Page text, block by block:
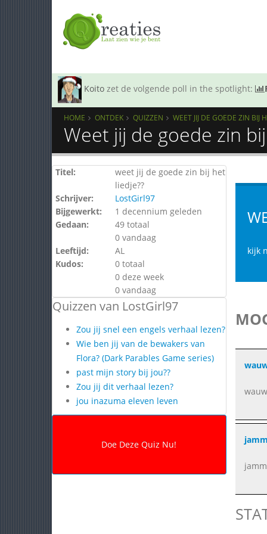
Koito zet de volgende poll in the spotlight:
HOME ONTDEK QUIZZEN WEET JIJ DE GOEDE ZIN BIJ
Weet jij de goede zin
Titel:
weet jij de goede zin bij het
liedje??
Schrijver:
LostGirl97
Bijgewerkt:
1 decennium geleden
Gedaan:
49 totaal
0 vandaag
Leeftijd:
AL
Kudos:
0 totaal
0 deze week
0 vandaag
Quizzen van LostGirl97
Zou jij snel een engels verhaal lezen?
Wie ben jij van de bewakers van
Flora? (Dark Parables Game series)
past mijn story bij jou??
Zou jij dit verhaal lezen?
jou inazuma eleven leven
kijk